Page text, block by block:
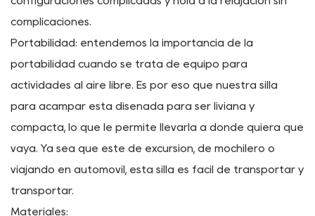
actividades al aire libre, brindando comodidad y
conveniencia dondequiera que vaya.
Configuración sencilla: configurar su silla de
campamento nunca ha sido tan fácil. Con instrucciones
sencillas y montaje intuitivo, podrás tener tu silla lista
para usar en muy poco tiempo. Diga adiós a las
configuraciones complicadas y hola a la relajación sin
complicaciones.
Portabilidad: entendemos la importancia de la
portabilidad cuando se trata de equipo para